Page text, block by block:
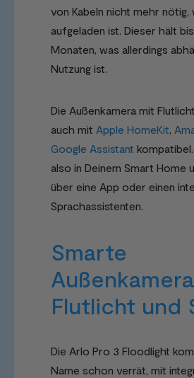
von Kabeln nicht mehr nötig,
aufgeladen ist. Dieser hält
Monaten, was allerdings
Nutzung ist.
Die Außenkamera mit
auch mit Apple HomeKit,
Google Assistant
also in Deinem Smart Home
über eine App oder einen
Sprachassistenten.
Smarte
Flutlicht und
Die Arlo Pro 3 Floodlight
Name schon verrät, mit